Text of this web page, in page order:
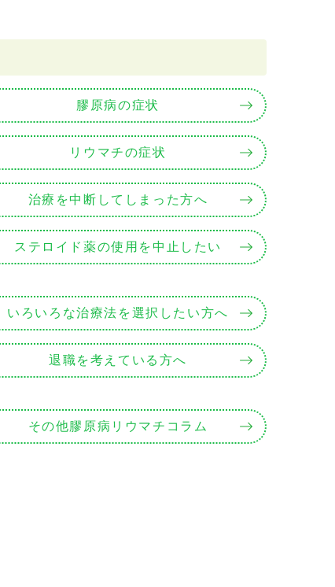
膠原病の症状
リウマチの症状
治療を中断してしまった方へ
ステロイド薬の使用を中止したい
いろいろな治療法を選択したい方へ
退職を考えている方へ
その他膠原病リウマチコラム